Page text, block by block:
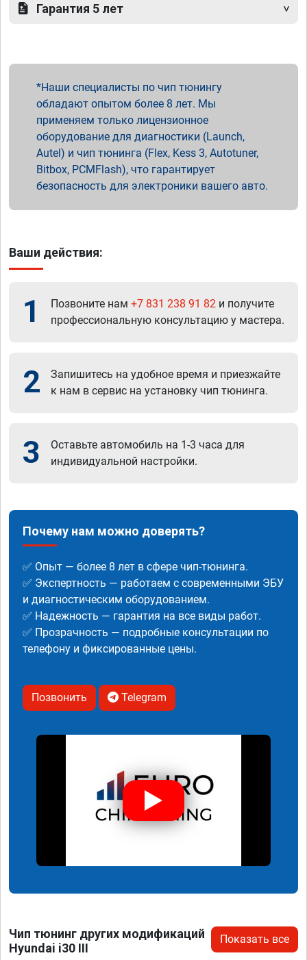
Гарантия 5 лет
Наши специалисты по чип тюнингу
обладают опытом более 8 лет. Мы
применяем только лицензионное
оборудование для диагностики (Launch,
Autel) и чип тюнинга (Flex, Kess 3, Autotuner,
Bitbox, PCMFlash), что гарантирует
безопасность для электроники вашего авто.
Ваши действия:
1 Позвоните нам +7 831 238 91 82 и получите
профессиональную консультацию у мастера.
2
Запишитесь на удобное время и приезжайте
к нам в сервис на установку чип тюнинга.
3
Оставьте автомобиль на 1-3 часа для
индивидуальной настройки.
Почему нам можно доверять?
✅ Опыт — более 8 лет в сфере чип-тюнинга.
✅ Экспертность — работаем с современными ЭБУ
и диагностическим оборудованием.
✅ Надежность — гарантия на все виды работ.
✅ Прозрачность — подробные консультации по
телефону и фиксированные цены.
Позвонить Telegram
Чип тюнинг других модификаций
Hyundai i30 III
Показать все